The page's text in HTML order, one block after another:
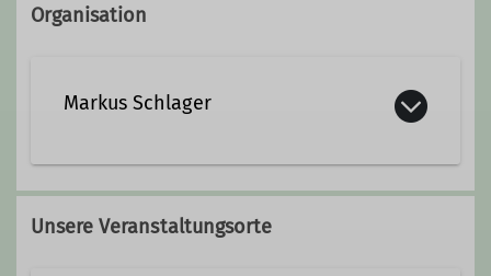
Organisation
Markus Schlager
+49 7562 6211481
+49 157 38288699
Unsere Veranstaltungsorte